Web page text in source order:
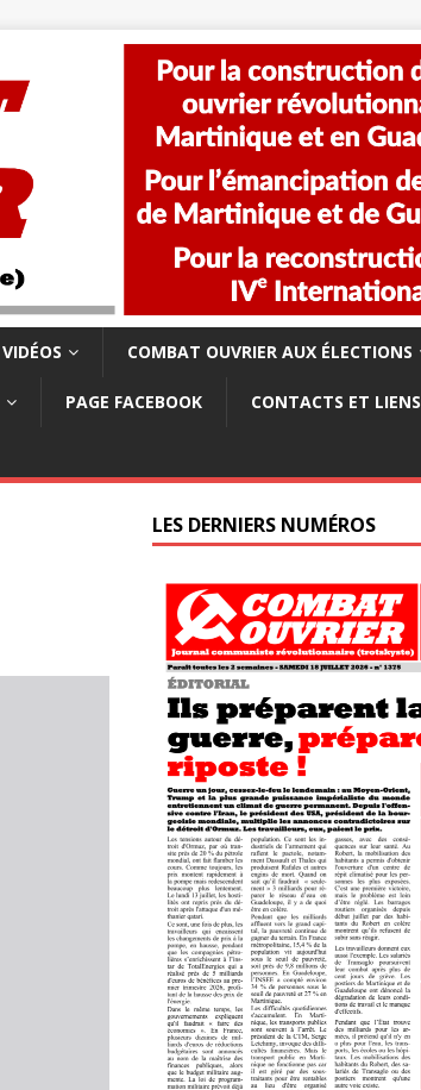
VIDÉOS COMBAT OUVRIER AUX ÉLECTIONS
PAGE FACEBOOK CONTACTS ET LIENS
LES DERNIERS NUMÉROS